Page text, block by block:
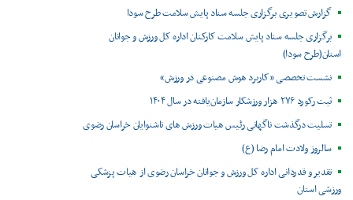
گزارش تصویری برگزاری جلسه ستاد پایش سلامت طرح سودا
برگزاری جلسه ستاد پایش سلامت کارکنان اداره کل ورزش و جوانان
استان(طرح سودا)
نشست تخصصی «کاربرد هوش مصنوعی در ورزش»
ثبت رکورد ۲۷۶ هزار ورزشکار سازمان‌یافته در سال ۱۴۰۴
تسلیت درگذشت ناگهانی رئیس هیات ورزش های ناشنوایان خراسان رضوی
سالروز ولادت امام رضا (ع)
تقدیر و قدردانی اداره کل ورزش و جوانان خراسان رضوی از هیات پزشکی
ورزشی استان